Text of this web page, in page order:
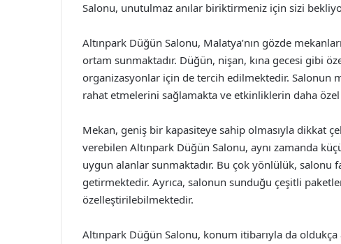
Salonu, unutulmaz anılar biriktirmeniz için sizi
Altınpark Düğün Salonu, Malatya’nın gözde
ortam sunmaktadır. Düğün, nişan, kına gecesi gibi
organizasyonlar için de tercih edilmektedir. Salonun
rahat etmelerini sağlamakta ve etkinliklerin daha
Mekan, geniş bir kapasiteye sahip olmasıyla dikkat
verebilen Altınpark Düğün Salonu, aynı zamanda
uygun alanlar sunmaktadır. Bu çok yönlülük, salonu
getirmektedir. Ayrıca, salonun sunduğu çeşitli
özelleştirilebilmektedir.
Altınpark Düğün Salonu, konum itibarıyla da